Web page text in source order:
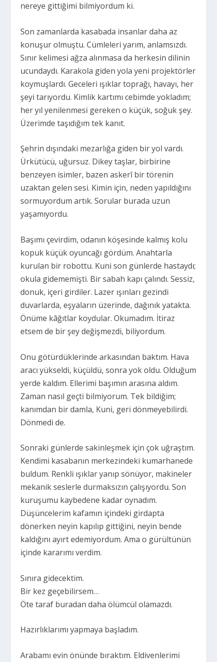
nereye gittiğimi bilmiyordum ki.
Son zamanlarda kasabada insanlar daha az
konuşur olmuştu. Cümleleri yarım, anlamsızdı.
Sınır kelimesi ağza alınmasa da herkesin dilinin
ucundaydı. Karakola giden yola yeni projektörler
koymuşlardı. Geceleri ışıklar toprağı, havayı, her
şeyi tarıyordu. Kimlik kartımı cebimde yokladım;
her yıl yenilenmesi gereken o küçük, soğuk şey.
Üzerimde taşıdığım tek kanıt.
Şehrin dışındaki mezarlığa giden bir yol vardı.
Ürkütücü, uğursuz. Dikey taşlar, birbirine
benzeyen isimler, bazen askerî bir törenin
uzaktan gelen sesi. Kimin için, neden yapıldığını
sormuyordum artık. Sorular burada uzun
yaşamıyordu.
Başımı çevirdim, odanın köşesinde kalmış kolu
kopuk küçük oyuncağı gördüm. Anahtarla
kurulan bir robottu. Kuni son günlerde hastaydı;
okula gidememişti. Bir sabah kapı çalındı. Sessiz,
donuk, içeri girdiler. Lazer ışınları gezindi
duvarlarda, eşyaların üzerinde, dağınık yatakta.
Önüme kâğıtlar koydular. Okumadım. İtiraz
etsem de bir şey değişmezdi, biliyordum.
Onu götürdüklerinde arkasından baktım. Hava
aracı yükseldi, küçüldü, sonra yok oldu. Olduğum
yerde kaldım. Ellerimi başımın arasına aldım.
Zaman nasıl geçti bilmiyorum. Tek bildiğim;
kanımdan bir damla, Kuni, geri dönmeyebilirdi.
Dönmedi de.
Sonraki günlerde sakinleşmek için çok uğraştım.
Kendimi kasabanın merkezindeki kumarhanede
buldum. Renkli ışıklar yanıp sönüyor, makineler
mekanik seslerle durmaksızın çalışıyordu. Son
kuruşumu kaybedene kadar oynadım.
Düşüncelerim kafamın içindeki girdapta
dönerken neyin kapılıp gittiğini, neyin bende
kaldığını ayırt edemiyordum. Ama o gürültünün
içinde kararımı verdim.
Sınıra gidecektim.
Bir kez geçebilirsem…
Öte taraf buradan daha ölümcül olamazdı.
Hazırlıklarımı yapmaya başladım.
Arabamı evin önünde bıraktım. Eldivenlerimi